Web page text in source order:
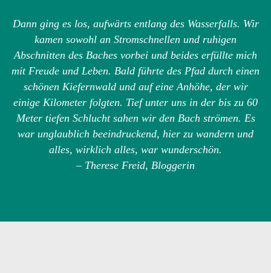
Dann ging es los, aufwärts entlang des Wasserfalls. Wir
kamen sowohl an Stromschnellen und ruhigen
Abschnitten des Baches vorbei und beides erfüllte mich
mit Freude und Leben. Bald führte des Pfad durch einen
schönen Kiefernwald und auf eine Anhöhe, der wir
einige Kilometer folgten. Tief unter uns in der bis zu 60
Meter tiefen Schlucht sahen wir den Bach strömen. Es
war unglaublich beeindruckend, hier zu wandern und
alles, wirklich alles, war wunderschön.
– Therese Freid, Bloggerin